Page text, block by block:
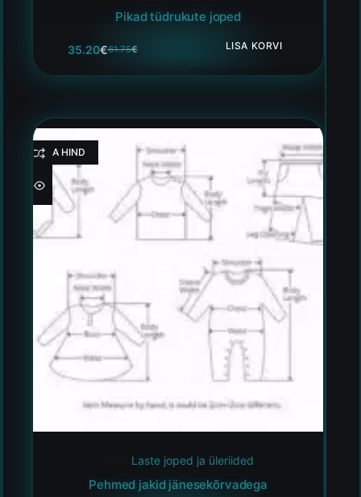
Pikad tüdrukute joped
61.75€
35.20€ LISA KORVI
HEA HIND
Laste joped ja üleriided
Pehmed jakid jänesekõrvadega